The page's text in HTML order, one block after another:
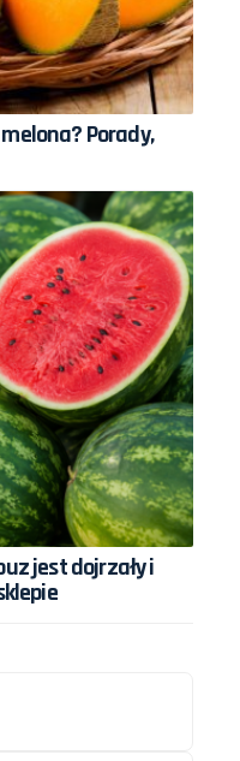
Porady,
jest dojrzały i